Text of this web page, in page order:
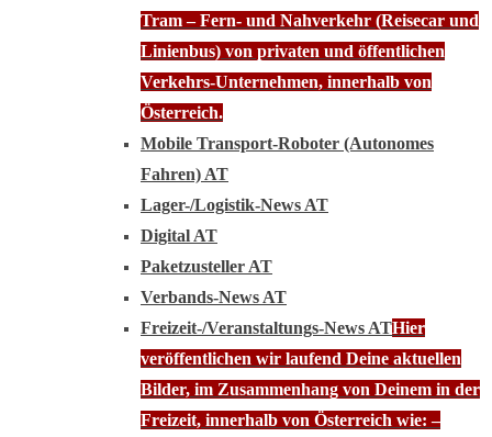
Tram – Fern- und Nahverkehr (Reisecar und
Linienbus) von privaten und öffentlichen
Verkehrs-Unternehmen, innerhalb von
Österreich.
Mobile Transport-Roboter (Autonomes
Fahren) AT
Lager-/Logistik-News AT
Digital AT
Paketzusteller AT
Verbands-News AT
Freizeit-/Veranstaltungs-News ATHier
veröffentlichen wir laufend Deine aktuellen
Bilder, im Zusammenhang von Deinem in der
Freizeit, innerhalb von Österreich wie: –